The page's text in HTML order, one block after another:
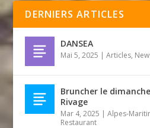
DERNIERS ARTICLES
DANSEA
Mai 5, 2025 |Articles,
Bruncher le
Rivage
Mar 4, 2025 |Alpes-
Restaurant